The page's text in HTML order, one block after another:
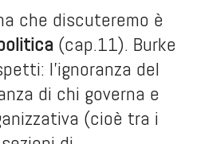
che discuteremo è
(cap.11). Burke
l’ignoranza del
di chi governa e
(cioè tra i